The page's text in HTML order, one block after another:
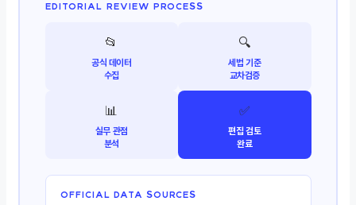
EDITORIAL REVIEW PROCESS
📂
공식 데이터
수집
🔍
세법 기준
교차검증
📊
실무 관점
분석
✅
편집 검토
완료
OFFICIAL DATA SOURCES